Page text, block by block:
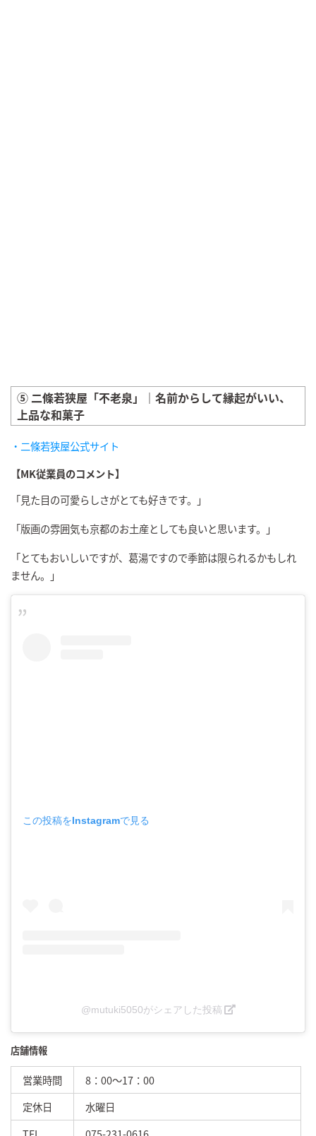
⑤ 二條若狭屋「不老泉」｜名前からして縁起がいい、
上品な和菓子
・二條若狭屋公式サイト
【MK従業員のコメント】
「見た目の可愛らしさがとても好きです。」
「版画の雰囲気も京都のお土産としても良いと思います。
」
「とてもおいしいですが、葛湯ですので季節は限られるかもしれ
ません。
」
この投稿をInstagramで見る
@mutuki5050がシェアした投稿
店舗情報
営業時間
8：00～17：00
定休日
水曜日